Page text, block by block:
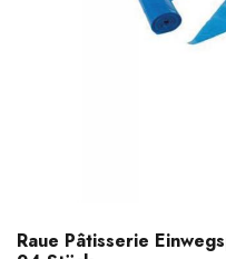
Raue Pâtisserie